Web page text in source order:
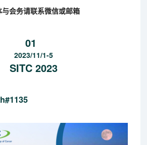
与会务请联系微信或邮箱
01
2023/11/1-5
SITC 2023